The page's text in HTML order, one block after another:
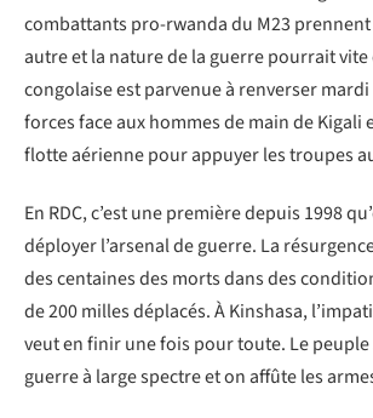
combattants pro-rwanda du M23
autre et la nature de la guerre pourrait vite
congolaise est parvenue à renverser
forces face aux hommes de main de Kigali
flotte aérienne pour appuyer les troupes
En RDC, c’est une première depuis 1998
déployer l’arsenal de guerre. La
des centaines des morts dans des
de 200 milles déplacés. À Kinshasa,
veut en finir une fois pour toute. Le
guerre à large spectre et on affûte les